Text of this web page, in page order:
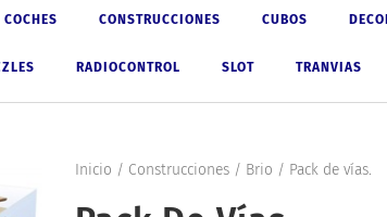
COCHES CONSTRUCCIONES CUBOS
RADIOCONTROL SLOT TRANVIAS
Inicio / Construcciones/ Brio / Pack de vías.